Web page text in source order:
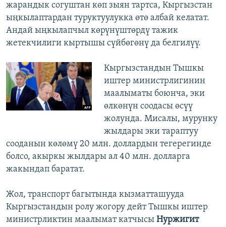
жарандык согуштан көп зыян тартса, Кыргызстан
ыңкылаптардан туруктуулукка өтө албай келатат.
Андай ыңкылапчыл көрүнүштөрдү тажик
жетекчилиги кыртышы сүйбөгөнү да белгилүү.
Кыргызстандын Тышкы
иштер министрлигинин
маалыматы боюнча, эки
өлкөнүн соодасы өсүү
жолунда. Мисалы, мурунку
жылдары эки тараптуу
сооданын көлөмү 20 млн. доллардын тегерегинде
болсо, акыркы жылдары ал 40 млн. долларга
жакындап баратат.
Жол, транспорт багытында кызматташууда
Кыргызстандын ролу жогору дейт Тышкы иштер
министрликтин маалымат катчысы Нуржигит